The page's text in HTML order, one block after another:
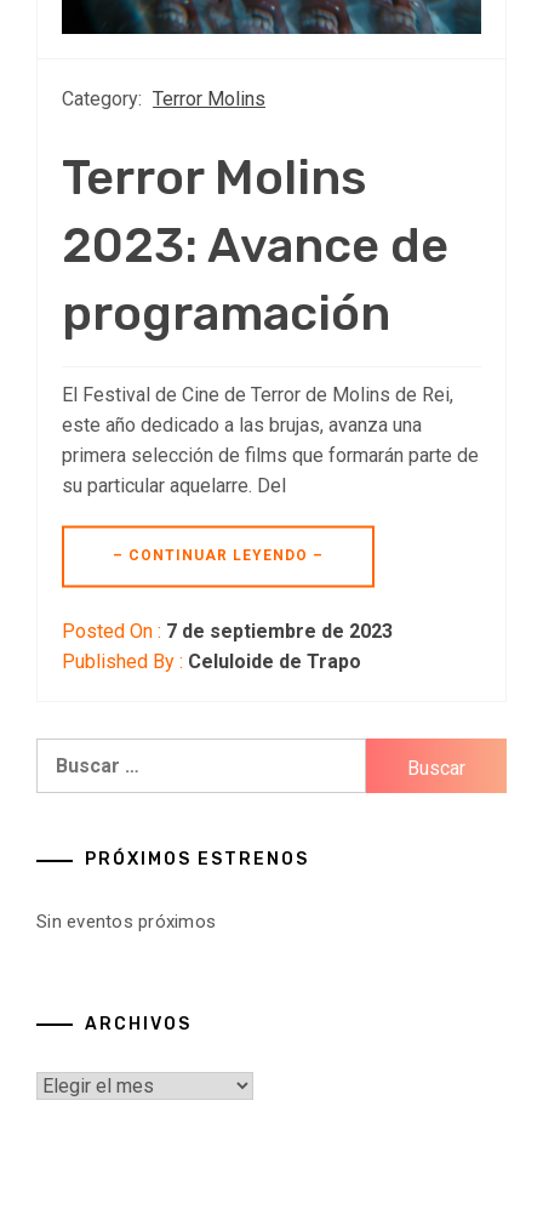
Category: Terror Molins
Terror Molins
2023: Avance de
programación
El Festival de Cine de Terror de Molins de Rei,
este año dedicado a las brujas, avanza una
primera selección de films que formarán parte de
su particular aquelarre. Del
– CONTINUAR LEYENDO –
Posted On : 7 de septiembre de 2023
Published By : Celuloide de Trapo
PRÓXIMOS ESTRENOS
Sin eventos próximos
ARCHIVOS
Archivos